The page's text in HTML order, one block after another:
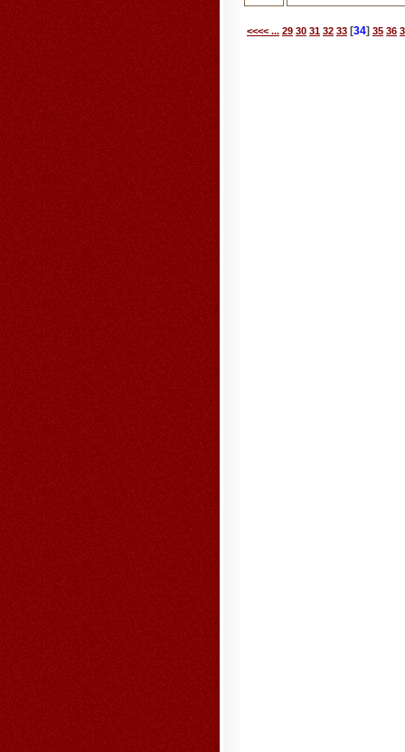
<<<< ... 29 30 31 32 33 [34] 35 36